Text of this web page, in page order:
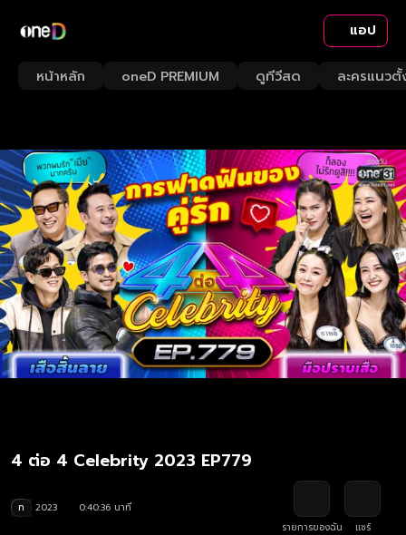
แอป
หน้าหลัก oneD PREMIUM ดูทีวีสด ละครแนวตั้
4 ต่อ 4 Celebrity 2023 EP779
ท 2023
0:40:36 นาที
รายการของฉัน
แชร์